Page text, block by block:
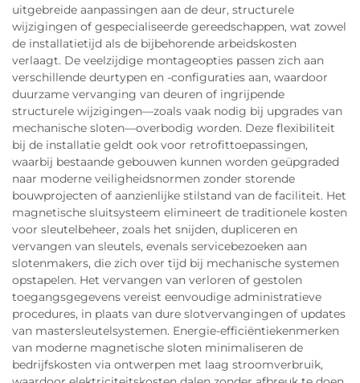
uitgebreide aanpassingen aan de deur, structurele
wijzigingen of gespecialiseerde gereedschappen, wat zowel
de installatietijd als de bijbehorende arbeidskosten
verlaagt. De veelzijdige montageopties passen zich aan
verschillende deurtypen en -configuraties aan, waardoor
duurzame vervanging van deuren of ingrijpende
structurele wijzigingen—zoals vaak nodig bij upgrades van
mechanische sloten—overbodig worden. Deze flexibiliteit
bij de installatie geldt ook voor retrofittoepassingen,
waarbij bestaande gebouwen kunnen worden geüpgraded
naar moderne veiligheidsnormen zonder storende
bouwprojecten of aanzienlijke stilstand van de faciliteit. Het
magnetische sluitsysteem elimineert de traditionele kosten
voor sleutelbeheer, zoals het snijden, dupliceren en
vervangen van sleutels, evenals servicebezoeken aan
slotenmakers, die zich over tijd bij mechanische systemen
opstapelen. Het vervangen van verloren of gestolen
toegangsgegevens vereist eenvoudige administratieve
procedures, in plaats van dure slotvervangingen of updates
van mastersleutelsystemen. Energie-efficiëntiekenmerken
van moderne magnetische sloten minimaliseren de
bedrijfskosten via ontwerpen met laag stroomverbruik,